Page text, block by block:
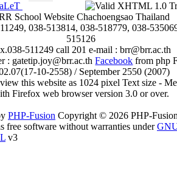
School Website Chachoengsao Thailand
038-513814, 038-518779, 038-
515126
511249 call 201 e-mail : brr@brr.ac.th
: gatetip.joy@brr.ac.thFacebook from php
10-2558) / September 2550 (2007)
this website as 1024 pixel Text size -
Firefox web browser version 3.0 or over.
PHP-Fusion Copyright © 2026 PHP-
free software without warranties under
v3